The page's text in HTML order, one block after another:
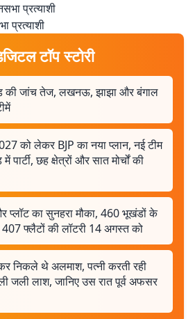
प्रत्याशी
प्रत्याशी
टॉप स्टोरी
की जांच तेज, लखनऊ, झाझा और बंगाल
को लेकर BJP का नया प्लान, नई टीम
छह क्षेत्रों और सात मोर्चों की
प्लॉट का सुनहरा मौका, 460 भूखंडों के
फ्लैटों की लॉटरी 14 अगस्त को
निकले थे अलमाश, पत्नी करती रही
जली लाश, जानिए उस रात पूर्व अफसर